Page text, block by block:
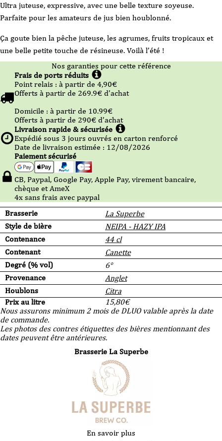
Ultra juteuse, expressive, avec une belle texture soyeuse.
Parfaite pour les amateurs de jus bien houblonné.
Ça goute bien la pêche juteuse, les agrumes, fruits tropicaux et
une belle petite touche de résineuse. Voilà l’été !
Brasserie
La Superbe
Style de bière
NEIPA - HAZY IPA
Contenance
44 cl
Contenant
Canette
Degré (% vol)
6°
Provenance
Anglet
Houblons
Citra
Prix au litre
15,80€
Nous assurons minimum 2 mois de DLUO valable après la date
de commande.
Les photos des contres étiquettes des bières mentionnant des
dates peuvent être antérieures.
Nos garanties pour cette référence
Frais de ports réduits
Point relais : à partir de 4,90€
Offerts à partir de 269.9€ d’achat
Domicile : à partir de 10.99€
Offerts à partir de 290€ d’achat
Livraison rapide & sécurisée
Expédié sous 3 jours ouvrés en carton renforcé
Date de livraison estimée : 12/08/2026
Paiement sécurisé
CB, Paypal, Google Pay, Apple Pay, virement bancaire,
chèque et AmeX
4x sans frais avec paypal
Brasserie La Superbe
En savoir plus